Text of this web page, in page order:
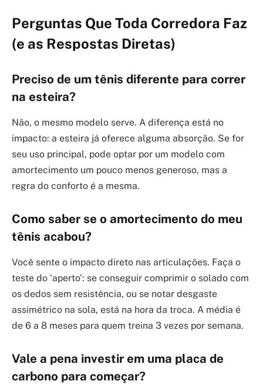
Perguntas Que Toda Corredora Faz
(e as Respostas Diretas)
Preciso de um tênis diferente para correr
na esteira?
Não, o mesmo modelo serve. A diferença está no
impacto: a esteira já oferece alguma absorção. Se for
seu uso principal, pode optar por um modelo com
amortecimento um pouco menos generoso, mas a
regra do conforto é a mesma.
Como saber se o amortecimento do meu
tênis acabou?
Você sente o impacto direto nas articulações. Faça o
teste do ‘aperto’: se conseguir comprimir o solado com
os dedos sem resistência, ou se notar desgaste
assimétrico na sola, está na hora da troca. A média é
de 6 a 8 meses para quem treina 3 vezes por semana.
Vale a pena investir em uma placa de
carbono para começar?